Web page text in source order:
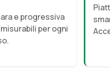
e progressiva
per ogni